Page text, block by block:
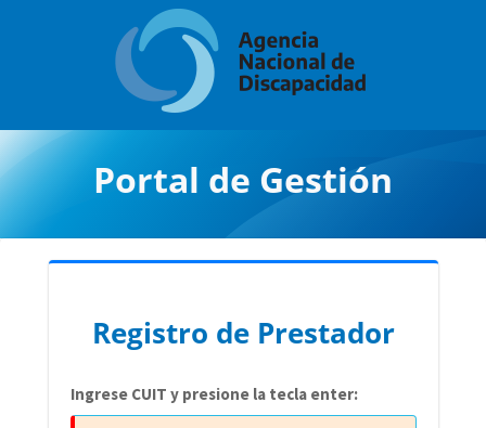
Portal de Gestión
Registro de Prestador
Ingrese CUIT y presione la tecla enter: